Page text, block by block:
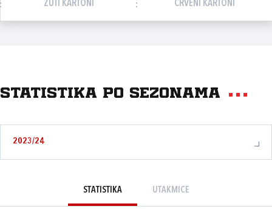
ŽUTI KARTONI CRVENI KARTONI
Statistika po sezonama
2023/24
STATISTIKA UTAKMICE